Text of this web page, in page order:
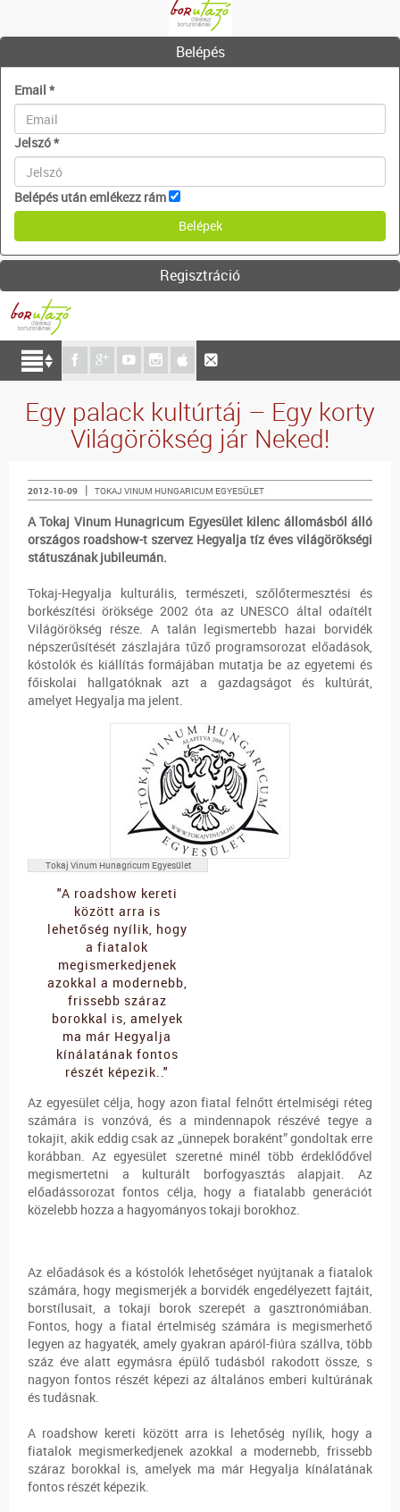
Belépés
Email *
Jelszó*
Belépés után emlékezz rám
Regisztráció
Egy palack kultúrtáj – Egy korty
Világörökség jár Neked!
2012-10-09 | TOKAJ VINUM HUNGARICUM EGYESÜLET
A Tokaj Vinum Hunagricum Egyesület kilenc állomásból álló
országos roadshow-t szervez Hegyalja tíz éves világörökségi
státuszának jubileumán.
Tokaj-Hegyalja kulturális, természeti, szőlőtermesztési és
borkészítési öröksége 2002 óta az UNESCO által odaítélt
Világörökség része. A talán legismertebb hazai borvidék
népszerűsítését zászlajára tűző programsorozat előadások,
kóstolók és kiállítás formájában mutatja be az egyetemi és
főiskolai hallgatóknak azt a gazdagságot és kultúrát,
amelyet Hegyalja ma jelent.
Tokaj Vinum Hunagricum Egyesület
"A roadshow kereti
között arra is
lehetőség nyílik, hogy
a fiatalok
megismerkedjenek
azokkal a modernebb,
frissebb száraz
borokkal is, amelyek
ma már Hegyalja
kínálatának fontos
részét képezik.."
Az egyesület célja, hogy azon fiatal felnőtt értelmiségi réteg
számára is vonzóvá, és a mindennapok részévé tegye a
tokajit, akik eddig csak az „ünnepek boraként” gondoltak erre
korábban. Az egyesület szeretné minél több érdeklődővel
megismertetni a kulturált borfogyasztás alapjait. Az
előadássorozat fontos célja, hogy a fiatalabb generációt
közelebb hozza a hagyományos tokaji borokhoz.
Az előadások és a kóstolók lehetőséget nyújtanak a fiatalok
számára, hogy megismerjék a borvidék engedélyezett fajtáit,
borstílusait, a tokaji borok szerepét a gasztronómiában.
Fontos, hogy a fiatal értelmiség számára is megismerhető
legyen az hagyaték, amely gyakran apáról-fiúra szállva, több
száz éve alatt egymásra épülő tudásból rakodott össze, s
nagyon fontos részét képezi az általános emberi kultúrának
és tudásnak.
A roadshow kereti között arra is lehetőség nyílik, hogy a
fiatalok megismerkedjenek azokkal a modernebb, frissebb
száraz borokkal is, amelyek ma már Hegyalja kínálatának
fontos részét képezik.